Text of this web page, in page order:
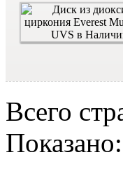
Всего
Показано: